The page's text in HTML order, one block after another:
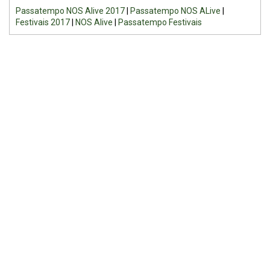
Passatempo NOS Alive 2017| Passatempo NOS ALive |
Festivais 2017| NOS Alive | Passatempo Festivais